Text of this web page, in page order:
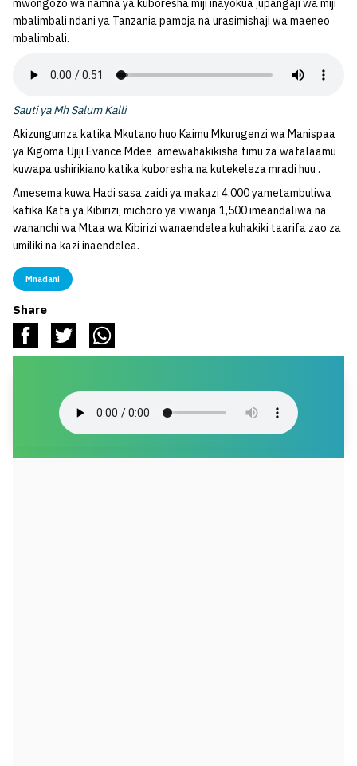
mwongozo wa namna ya kuboresha miji inayokua ,upangaji wa miji
mbalimbali ndani ya Tanzania pamoja na urasimishaji wa maeneo
mbalimbali.
Sauti ya Mh Salum Kalli
Akizungumza katika Mkutano huo Kaimu Mkurugenzi wa Manispaa
ya Kigoma Ujiji Evance Mdee amewahakikisha timu za watalaamu
kuwapa ushirikiano katika kuboresha na kutekeleza mradi huu .
Amesema kuwa Hadi sasa zaidi ya makazi 4,000 yametambuliwa
katika Kata ya Kibirizi, michoro ya viwanja 1,500 imeandaliwa na
wananchi wa Mtaa wa Kibirizi wanaendelea kuhakiki taarifa zao za
umiliki na kazi inaendelea.
Mnadani
Share